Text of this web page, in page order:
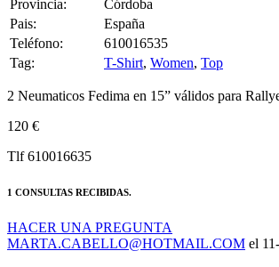
Provincia:
Córdoba
Pais:
España
Teléfono:
610016535
Tag:
T-Shirt, Women, Top
2 Neumaticos Fedima en 15” válidos para
120 €
Tlf 610016635
1 CONSULTAS RECIBIDAS.
HACER UNA PREGUNTA
MARTA.CABELLO@HOTMAIL.COM el